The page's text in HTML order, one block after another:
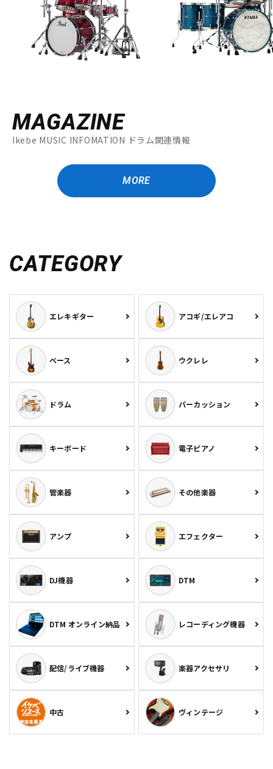
MAGAZINE
Ikebe MUSIC INFOMATION ドラム関連情報
MORE
CATEGORY
エレキギター アコギ/エレアコ
ベース ウクレレ
ドラム パーカッション
キーボード 電子ピアノ
管楽器 その他楽器
アンプ エフェクター
DJ機器 DTM
DTM オンライン納品 レコーディング機器
配信/ライブ機器 楽器アクセサリ
中古 ヴィンテージ